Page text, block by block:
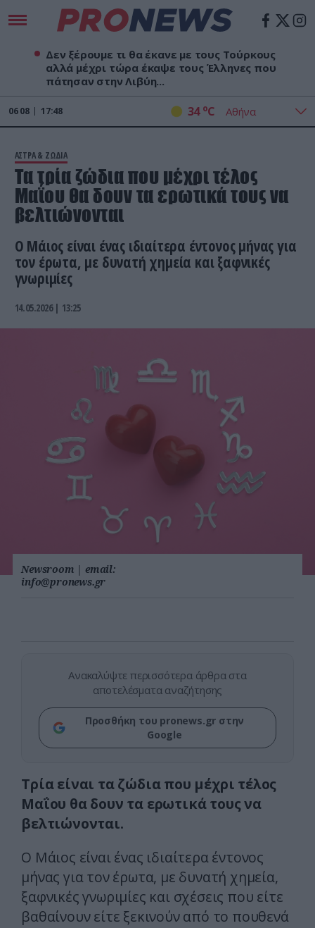
Δεν ξέρουμε τι θα έκανε με τους Τούρκους
αλλά μέχρι τώρα έκαψε τους Έλληνες που
πάτησαν στην Λιβύη...
06 08 17:48 34 oC
ΑΣΤΡΑ & ΖΩΔΙΑ
Τα τρία ζώδια που μέχρι τέλος
Μαΐου θα δουν τα ερωτικά τους να
βελτιώνονται
Ο Μάιος είναι ένας ιδιαίτερα έντονος μήνας για
τον έρωτα, με δυνατή χημεία και ξαφνικές
γνωριμίες
14.05.2026 | 13:25
Newsroom | email:
info@pronews.gr
Ανακαλύψτε περισσότερα άρθρα στα
αποτελέσματα αναζήτησης
Προσθήκη του pronews.gr στην
Google
Τρία είναι τα ζώδια που μέχρι τέλος
Μαΐου θα δουν τα ερωτικά τους να
βελτιώνονται.
Ο Μάιος είναι ένας ιδιαίτερα έντονος
μήνας για τον έρωτα, με δυνατή χημεία,
ξαφνικές γνωριμίες και σχέσεις που είτε
βαθαίνουν είτε ξεκινούν από το πουθενά